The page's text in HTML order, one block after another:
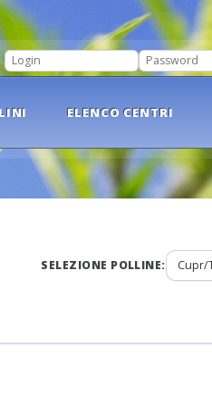
LOGIN
PASSWORD
ELENCO CENTRI
SELEZIONE POLLINE: